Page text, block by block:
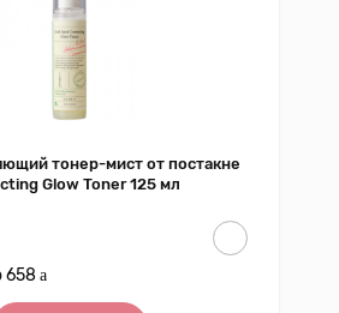
тонер-мист от постакне
Glow Toner 125 мл
658